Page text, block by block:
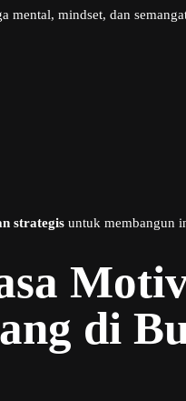
mindset, dan
strategisuntuk membangun
di